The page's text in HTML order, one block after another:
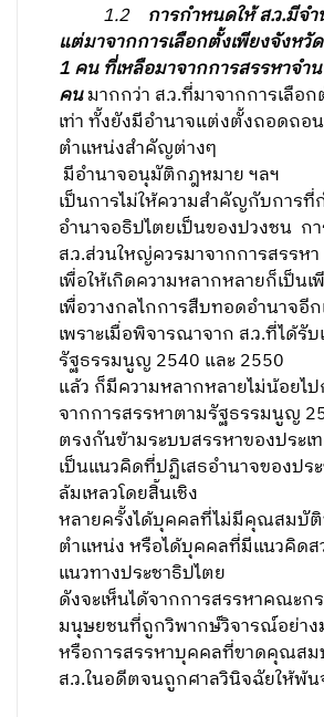
1.2 การกำหนดให้ ส.ว.มีจ
แต่มาจากการเลือกตั้งเพียงจังหวั
1 คน ที่เหลือมาจากการสรรหาจำ
คนมากกว่า ส.ว.ที่มาจากการเลือ
เท่า ทั้งยังมีอำนาจแต่งตั้งถอดถอ
ตำแหน่งสำคัญต่างๆ
มีอำนาจอนุมัติกฎหมาย ฯลฯ
เป็นการไม่ให้ความสำคัญกับการที่
อำนาจอธิปไตยเป็นของปวงชน กา
ส.ว.ส่วนใหญ่ควรมาจากการสรรหา
เพื่อให้เกิดความหลากหลายก็เป็นเ
เพื่อวางกลไกการสืบทอดอำนาจอี
เพราะเมื่อพิจารณาจาก ส.ว.ที่ได้รั
รัฐธรรมนูญ 2540 และ 2550
แล้ว ก็มีความหลากหลายไม่น้อยไป
จากการสรรหาตามรัฐธรรมนูญ
ตรงกันข้ามระบบสรรหาของประเ
เป็นแนวคิดที่ปฏิเสธอำนาจของปร
ล้มเหลวโดยสิ้นเชิง
หลายครั้งได้บุคคลที่ไม่มีคุณสมบัติ
ตำแหน่ง หรือได้บุคคลที่มีแนวคิด
แนวทางประชาธิปไตย
ดังจะเห็นได้จากการสรรหาคณะก
มนุษยชนที่ถูกวิพากษ์วิจารณ์อย่า
หรือการสรรหาบุคคลที่ขาดคุณสม
ส.ว.ในอดีตจนถูกศาลวินิจฉัยให้พ้